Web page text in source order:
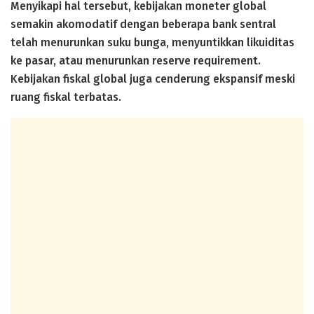
Menyikapi hal tersebut, kebijakan moneter global
semakin akomodatif dengan beberapa bank sentral
telah menurunkan suku bunga, menyuntikkan likuiditas
ke pasar, atau menurunkan reserve requirement.
Kebijakan fiskal global juga cenderung ekspansif meski
ruang fiskal terbatas.